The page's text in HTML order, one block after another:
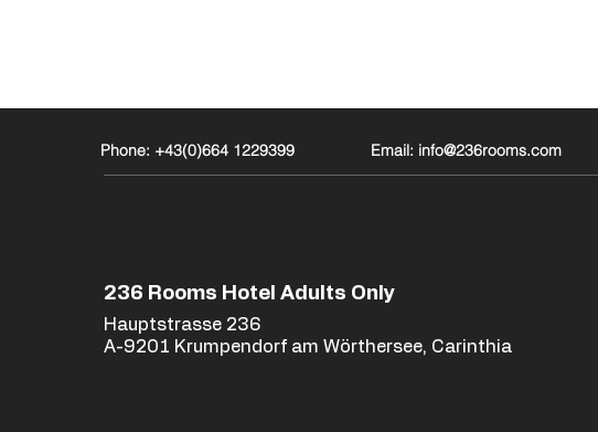
Phone: +43(0)664 1229399 Email: info@236rooms.com
236 Rooms Hotel Adults Only
Hauptstrasse 236
A-9201 Krumpendorf am Wörthersee, Carinthia